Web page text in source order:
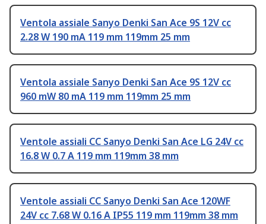
Ventola assiale Sanyo Denki San Ace 9S 12V cc
2.28 W 190 mA 119 mm 119mm 25 mm
Ventola assiale Sanyo Denki San Ace 9S 12V cc
960 mW 80 mA 119 mm 119mm 25 mm
Ventole assiali CC Sanyo Denki San Ace LG 24V cc
16.8 W 0.7 A 119 mm 119mm 38 mm
Ventole assiali CC Sanyo Denki San Ace 120WF
24V cc 7.68 W 0.16 A IP55 119 mm 119mm 38 mm